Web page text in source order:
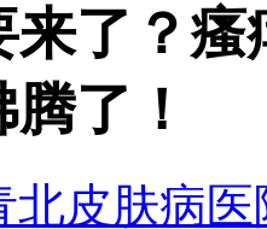
了？
了！
北皮肤病医